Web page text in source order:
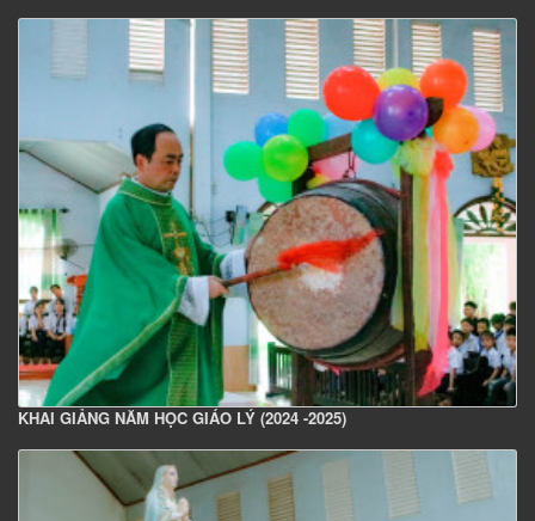
KHAI GIẢNG NĂM HỌC GIÁO LÝ (2024 -2025)